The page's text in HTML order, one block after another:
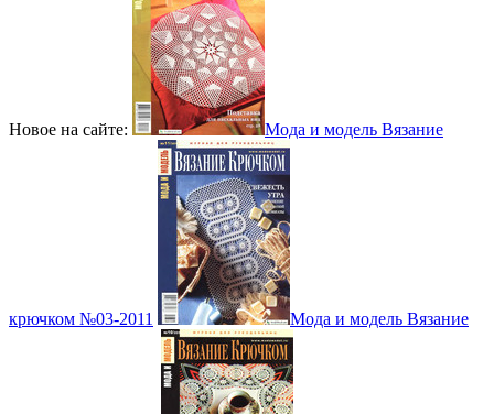
Новое на сайте: Мода и модель Вязание
крючком №03-2011 Мода и модель Вязание